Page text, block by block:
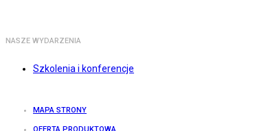
NASZE WYDARZENIA
Szkolenia i konferencje
MAPA STRONY